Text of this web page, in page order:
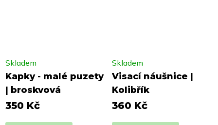
Kapky - malé puzety
| broskvová
Skladem
350 Kč
Visací náušnice |
Kolibřík
Skladem
360 Kč